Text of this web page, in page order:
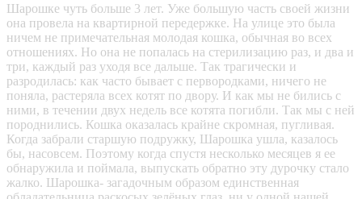
Шарошке чуть больше 3 лет. Уже большую часть своей жизни
она провела на квартирной передержке. На улице это была
ничем не примечательная молодая кошка, обычная во всех
отношениях. Но она не попалась на стерилизацию раз, и два и
три, каждый раз уходя все дальше. Так трагически и
разродилась: как часто бывает с первородками, ничего не
поняла, растеряла всех котят по двору. И как мы не бились с
ними, в течении двух недель все котята погибли. Так мы с ней
породнились. Кошка оказалась крайне скромная, пугливая.
Когда забрали старшую подружку, Шарошка ушла, казалось
бы, насовсем. Поэтому когда спустя несколько месяцев я ее
обнаружила и поймала, выпускать обратно эту дурочку стало
жалко. Шарошка- загадочным образом единственная